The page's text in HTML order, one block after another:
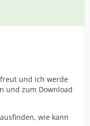
und ich werde
und zum Download
wie kann